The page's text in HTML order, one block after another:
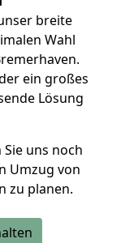
breite
Wahl
ein großes
Lösung
uns noch
Umzug von
zu planen.